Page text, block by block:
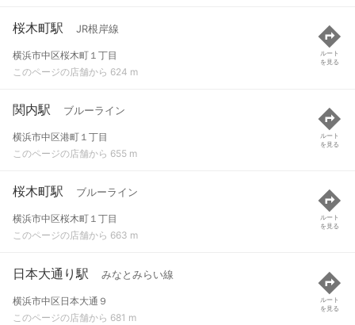
桜木町駅 JR根岸線
横浜市中区桜木町１丁目
このページの店舗から 624 m
ルート
を見る
関内駅 ブルーライン
横浜市中区港町１丁目
このページの店舗から 655 m
ルート
を見る
桜木町駅 ブルーライン
横浜市中区桜木町１丁目
このページの店舗から 663 m
ルート
を見る
日本大通り駅 みなとみらい線
横浜市中区日本大通９
このページの店舗から 681 m
ルート
を見る